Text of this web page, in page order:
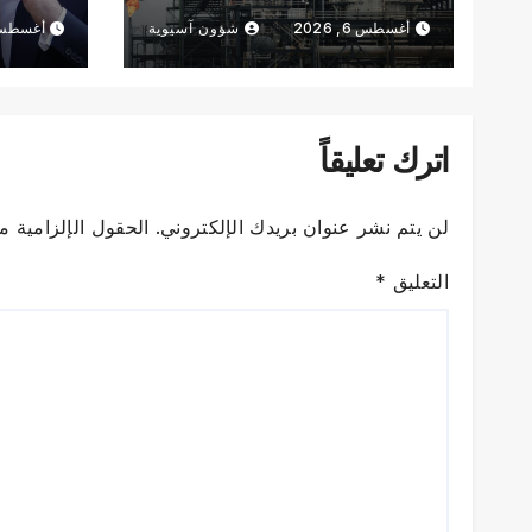
في هرمز
أغسطس 6, 2026 شؤون آسيوية أغسطس 6,
اترك تعليقاً
لن يتم نشر عنوان بريدك الإلكتروني. الحقول الإلزامية
التعليق *